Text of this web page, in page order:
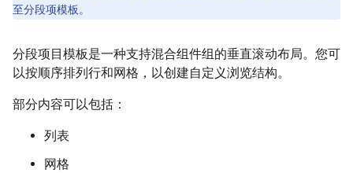
至分段项模板。
分段项目模板是一种支持混合组件组的垂直滚动布局。您可
以按顺序排列行和网格，以创建自定义浏览结构。
部分内容可以包括：
列表
网格